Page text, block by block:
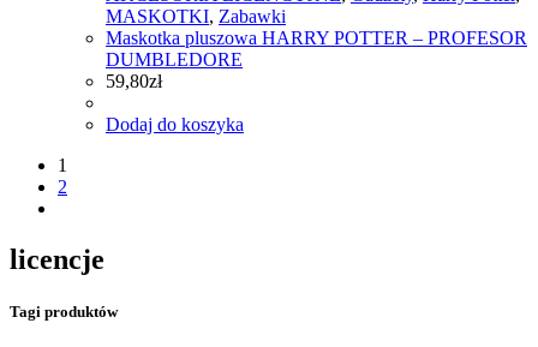
MASKOTKI, Zabawki
Maskotka pluszowa HARRY POTTER – PROFESOR
DUMBLEDORE
59,80zł
Dodaj do koszyka
1
2
licencje
Tagi produktów